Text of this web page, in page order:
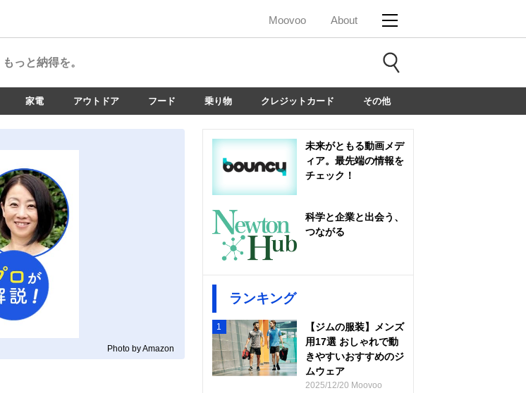
Moovoo About
っと納得を。
家電 アウトドア フード 乗り物 クレジットカード その他
Photo by Amazon
未来がともる動画メデ
ィア。最先端の情報を
チェック！
科学と企業と出会う、
つながる
ランキング
1
【ジムの服装】メンズ
用17選 おしゃれで動
きやすいおすすめのジ
ムウェア
2025/12/20 Moovoo